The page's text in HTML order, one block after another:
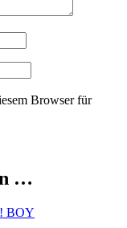
Browser für
…